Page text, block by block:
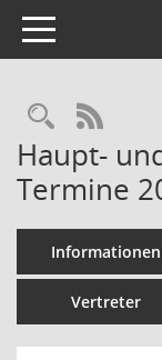
Toggle navigation
RSS-
Haupt-
Termine
Informationen
Vertreter